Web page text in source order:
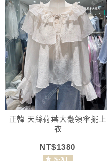
正韓 天絲荷葉大翻領傘擺上
衣
NT$1380